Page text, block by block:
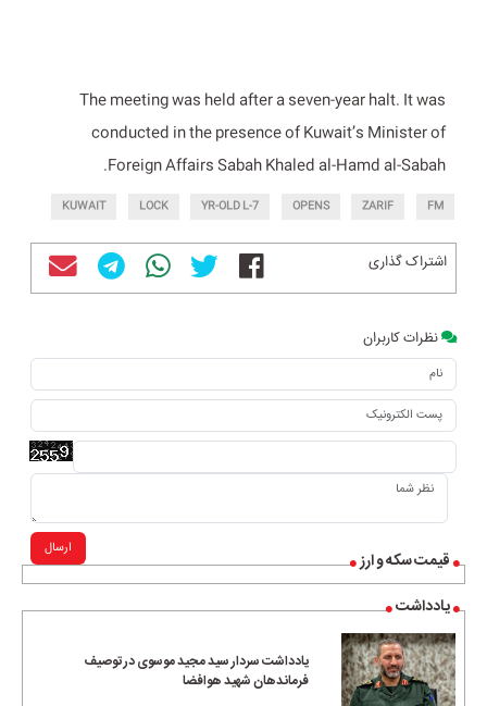
قیمت سکه و ارز
یادداشت
یادداشت سردار سید مجید موسوی در توصیف
فرماندهان شهید هوافضا
The meeting was held after a seven-year halt. It was
conducted in the presence of Kuwait’s Minister of
Foreign Affairs Sabah Khaled al-Hamd al-Sabah.
FM
ZARIF
OPENS
7-YR-OLD L
LOCK
KUWAIT
اشتراک گذاری
نظرات کاربران
ارسال